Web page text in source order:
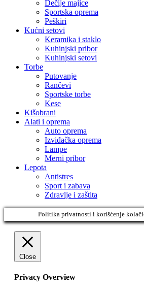
Dečije majice
Sportska oprema
Peškiri
Kućni setovi
Keramika i staklo
Kuhinjski pribor
Kuhinjski setovi
Torbe
Putovanje
Rančevi
Sportske torbe
Kese
Kišobrani
Alati i oprema
Auto oprema
Izviđačka oprema
Lampe
Merni pribor
Lepota
Antistres
Sport i zabava
Zdravlje i zaštita
Politika privatnosti i korišćenje
Close
Privacy Overview